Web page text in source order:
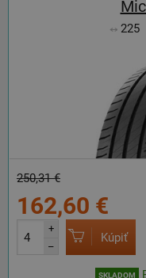
225
250,31 €
162,60 €
+
–
Kúpiť
SKLADOM